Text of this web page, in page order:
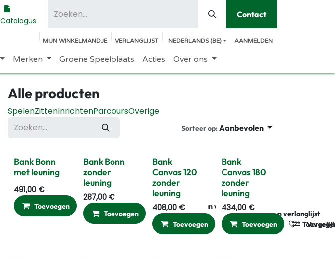
Catalogus
Contact
MIJN WINKELMANDJE VERLANGLIJST NEDERLANDS (BE) AANMELDEN
Merken Groene Speelplaats Acties Over ons
Alle producten
SpelenZittenInrichtenParcoursOverige
Sorteer op:Aanbevolen
Bank Bonn
met leuning
491,00 €
Toevoegen Vergelijken Toevoegen aan verlanglijst
Bank Bonn
zonder
leuning
287,00€
Toevoegen Vergelijken Toevoegen aan verlanglijst
Bank
Canvas 120
zonder
leuning
408,00€
Toevoegen Vergelijken
Bank
Canvas 180
zonder
leuning
434,00€
Toevoegen